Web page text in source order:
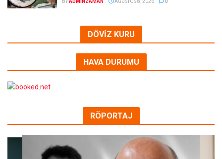
BYADMINZAMAN AĞUSTOS 8, 2026 0
DÖVİZ KURU
HAVA DURUMU
RÖPORTAJ